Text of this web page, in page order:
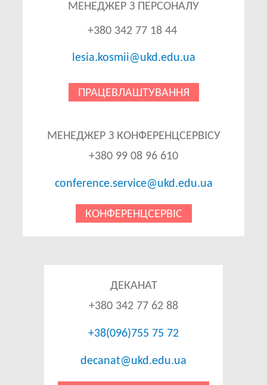
МЕНЕДЖЕР З ПЕРСОНАЛУ
+380 342 77 18 44
lesia.kosmii@ukd.edu.ua
ПРАЦЕВЛАШТУВАННЯ
МЕНЕДЖЕР З КОНФЕРЕНЦСЕРВІСУ
+380 99 08 96 610
conference.service@ukd.edu.ua
КОНФЕРЕНЦСЕРВІС
ДЕКАНАТ
+380 342 77 62 88
+38(096)755 75 72
decanat@ukd.edu.ua